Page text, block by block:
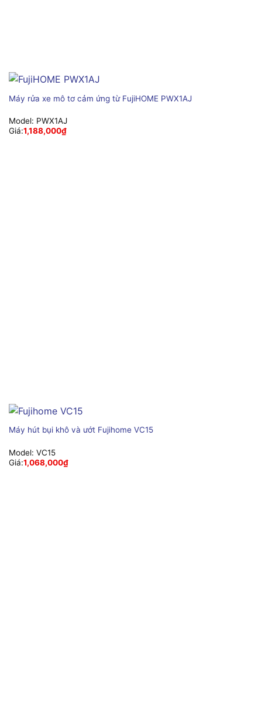
Máy rửa xe mô tơ cảm ứng từ FujiHOME PWX1AJ
Model: PWX1AJ
Giá:1,188,000₫
Máy hút bụi khô và ướt Fujihome VC15
Model: VC15
Giá:1,068,000₫